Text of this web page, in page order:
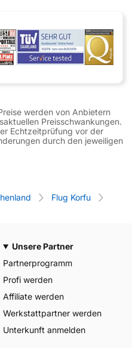
werden von Anbietern
Preisschwankungen.
Echtzeitprüfung vor der
durch den jeweiligen
Flug Korfu
Unsere Partner
Partnerprogramm
Profi werden
Affiliate werden
Werkstattpartner werden
Unterkunft anmelden